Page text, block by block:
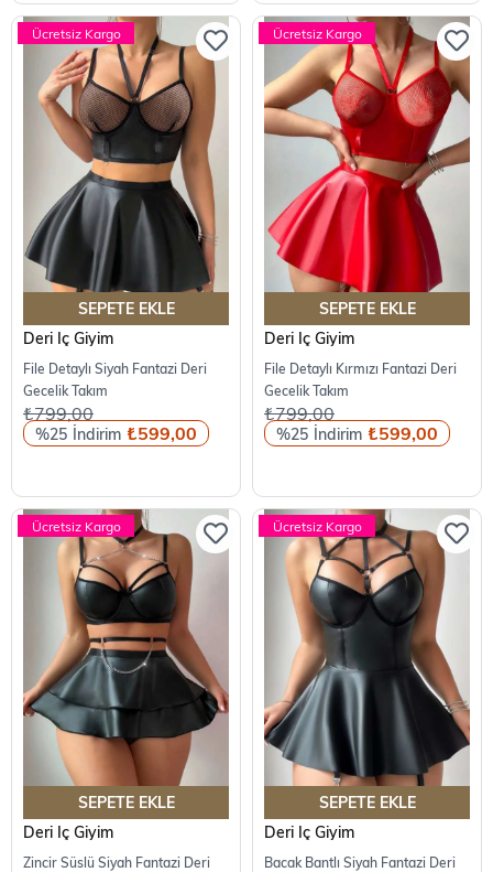
SEPETE EKLE
Deri İç Giyim
File Detaylı Siyah Fantazi Deri
Gecelik Takım
%25 ₺599,00
₺799,00
Ücretsiz Kargo
SEPETE EKLE
Deri İç Giyim
File Detaylı Kırmızı Fantazi Deri
Gecelik Takım
%25 ₺599,00
₺799,00
Ücretsiz Kargo
SEPETE EKLE
Deri İç Giyim
Zincir Süslü Siyah Fantazi Deri
Ücretsiz Kargo
SEPETE EKLE
Deri İç Giyim
Bacak Bantlı Siyah Fantazi Deri
Ücretsiz Kargo